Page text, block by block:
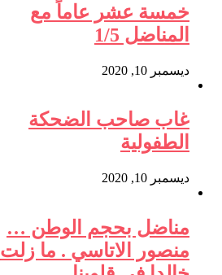
خمسة عشر عاماً مع
المناضل 1/5
ديسمبر 10, 2020
غاب صاحب الضحكة
الطفولية
ديسمبر 10, 2020
مناضل بحجم الوطن …
منصور الاتاسي . ما زلت